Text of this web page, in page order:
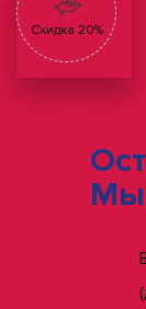
Скидка 20%
Мы